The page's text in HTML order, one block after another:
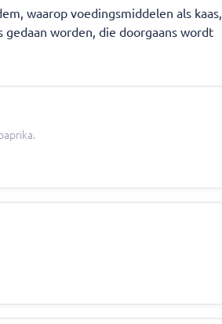
waarop voedingsmiddelen als kaas,
worden, die doorgaans wordt